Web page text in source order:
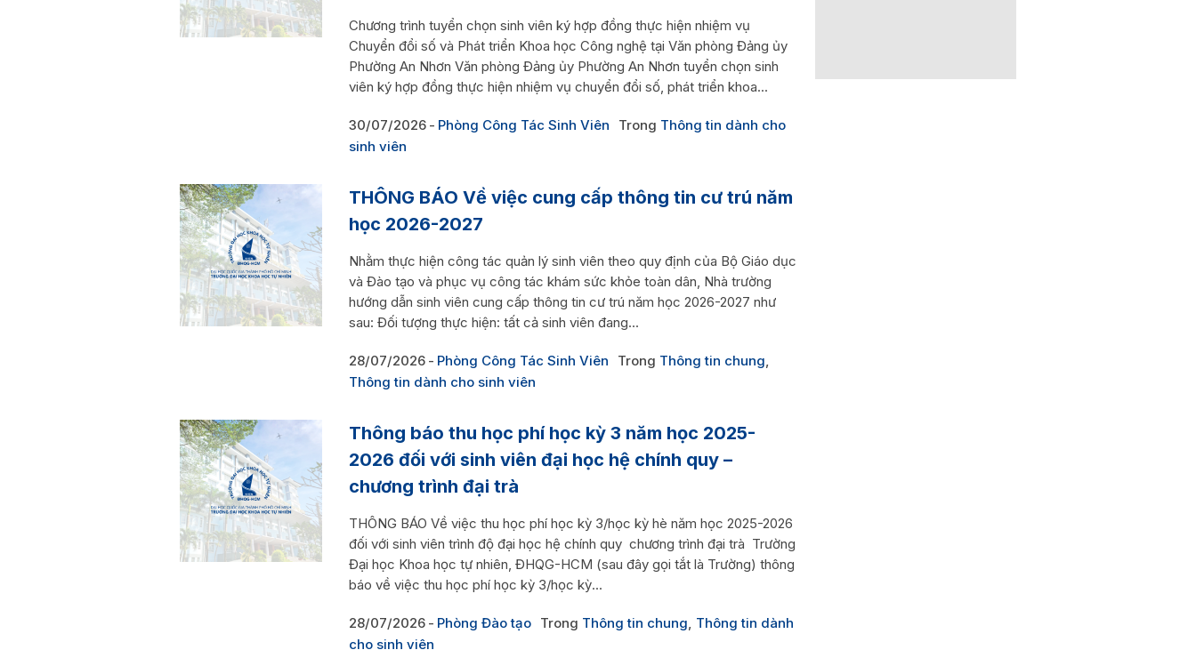
Chương trình tuyển chọn sinh viên ký hợp đồng thực hiện nhiệm vụ
Chuyển đổi số và Phát triển Khoa học Công nghệ tại Văn phòng Đảng ủy
Phường An Nhơn Văn phòng Đảng ủy Phường An Nhơn tuyển chọn sinh
viên ký hợp đồng thực hiện nhiệm vụ chuyển đổi số, phát triển khoa...
30/07/2026 Phòng Công Tác Sinh Viên Trong Thông tin dành cho
sinh viên
THÔNG BÁO Về việc cung cấp thông tin cư trú năm
học 2026-2027
Nhằm thực hiện công tác quản lý sinh viên theo quy định của Bộ Giáo dục
và Đào tạo và phục vụ công tác khám sức khỏe toàn dân, Nhà trường
hướng dẫn sinh viên cung cấp thông tin cư trú năm học 2026-2027 như
sau: Đối tượng thực hiện: tất cả sinh viên đang...
28/07/2026 Phòng Công Tác Sinh Viên Trong Thông tin chung,
Thông tin dành cho sinh viên
Thông báo thu học phí học kỳ 3 năm học 2025-
2026 đối với sinh viên đại học hệ chính quy –
chương trình đại trà
THÔNG BÁO Về việc thu học phí học kỳ 3/học kỳ hè năm học 2025-2026
đối với sinh viên trình độ đại học hệ chính quy chương trình đại trà Trường
Đại học Khoa học tự nhiên, ĐHQG-HCM (sau đây gọi tắt là Trường) thông
báo về việc thu học phí học kỳ 3/học kỳ...
28/07/2026 Phòng Đào tạo Trong Thông tin chung, Thông tin dành
cho sinh viên